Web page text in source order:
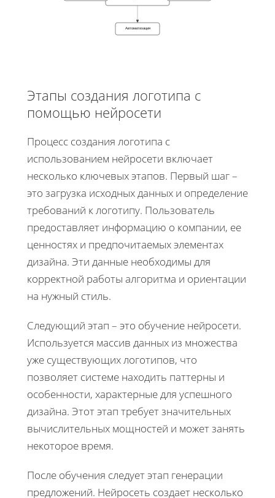
Автоматизация
Этапы создания логотипа с
помощью нейросети
Процесс создания логотипа с
использованием нейросети включает
несколько ключевых этапов. Первый шаг –
это загрузка исходных данных и определение
требований к логотипу. Пользователь
предоставляет информацию о компании, ее
ценностях и предпочитаемых элементах
дизайна. Эти данные необходимы для
корректной работы алгоритма и ориентации
на нужный стиль.
Следующий этап – это обучение нейросети.
Используется массив данных из множества
уже существующих логотипов, что
позволяет системе находить паттерны и
особенности, характерные для успешного
дизайна. Этот этап требует значительных
вычислительных мощностей и может занять
некоторое время.
После обучения следует этап генерации
предложений. Нейросеть создает несколько